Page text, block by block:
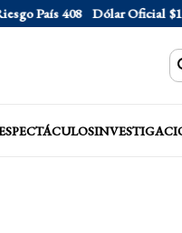
País 408 Dólar Oficial $1520